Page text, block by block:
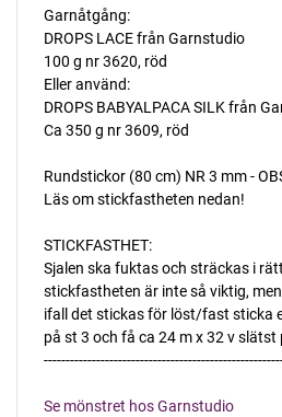
Garnåtgång:
DROPS LACE från Garnstudio
100 g nr 3620, röd
Eller använd:
DROPS BABYALPACA SILK från
Ca 350 g nr 3609, röd
Rundstickor (80 cm) NR 3 mm -
Läs om stickfastheten nedan!
STICKFASTHET:
Sjalen ska fuktas och sträckas i
stickfastheten är inte så viktig,
ifall det stickas för löst/fast sticka
på st 3 och få ca 24 m x 32 v slätst
Se mönstret hos Garnstudio